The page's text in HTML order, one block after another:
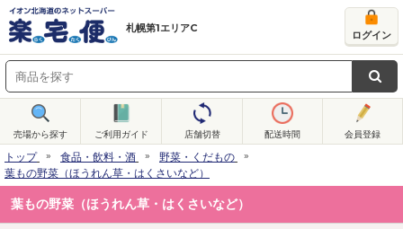
札幌第1エリアC
ログイン
売場から探す ご利用ガイド 店舗切替 配送時間 会員登録
トップ 食品・飲料・酒
野菜・くだもの
葉もの野菜（ほうれん草・はくさいなど）
葉もの野菜（ほうれん草・はくさいなど）